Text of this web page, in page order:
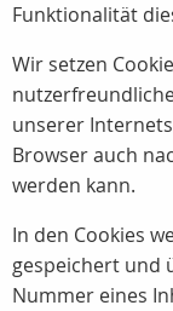
Funktionalität
Wir setzen
unserer
Browser auch
werden kann.
In den Cookies
gespeichert und
Nummer eines